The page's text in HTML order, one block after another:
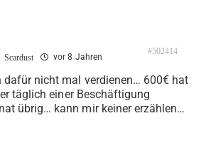
Scardust vor 8 Jahren
#502414
dafür nicht mal verdienen… 600€ hat
täglich einer Beschäftigung
übrig… kann mir keiner erzählen…